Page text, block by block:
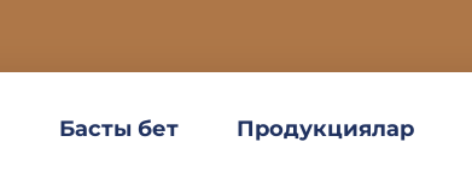
Басты бет Продукциялар